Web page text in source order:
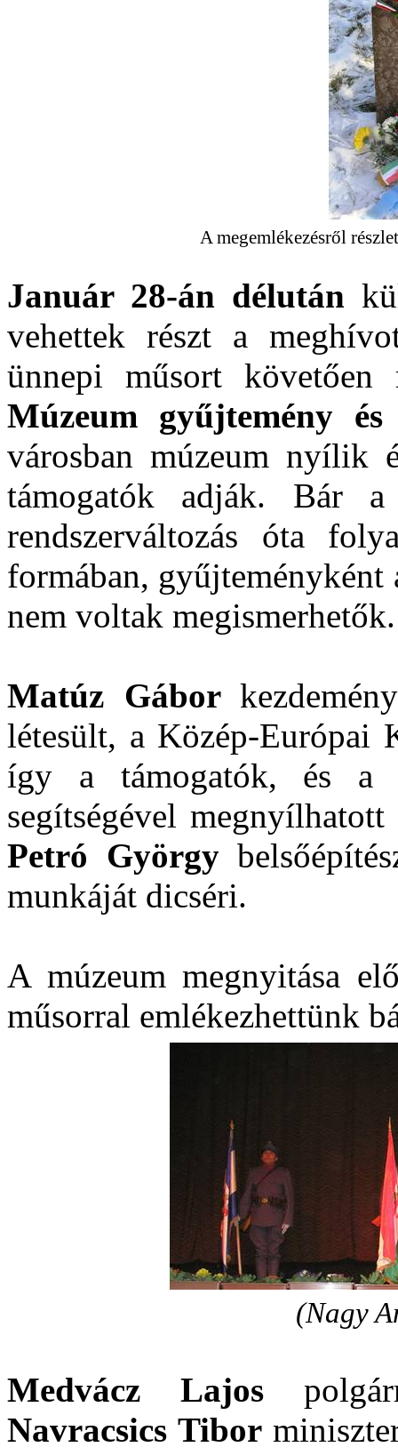
A megemlékezésről
Január 28-án délután
vehettek részt a
ünnepi műsort
Múzeum gyűjtemény
városban múzeum nyílik
támogatók adják. Bár
rendszerváltozás óta
formában, gyűjteményként
nem voltak megismerhetők.
Matúz Gábor
létesült, a Közép-Európai
így a támogatók, és a
segítségével
Petró György
munkáját dicséri.
A múzeum megnyitása
műsorral emlékezhettünk
(Nagy
Medvácz Lajos
Navracsics Tibor